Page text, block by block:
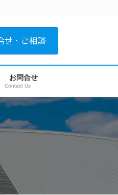
せ・ご相談
お問合せ
Contact Us